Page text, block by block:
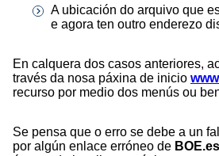
A ubicación do arquivo que
e agora ten outro enderezo
En calquera dos casos anteriores,
través da nosa páxina de inicio
recurso por medio dos menús ou
Se pensa que o erro se debe a un
por algún enlace erróneo de BOE.es